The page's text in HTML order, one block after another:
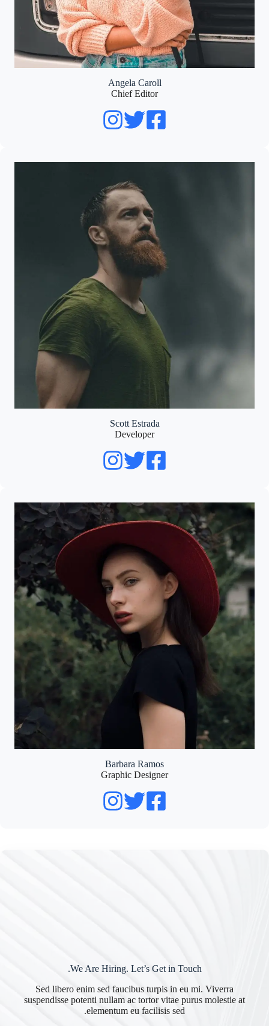
Angela Caroll
Chief Editor
Scott Estrada
Developer
Barbara Ramos
Graphic Designer
We Are Hiring. Let’s Get in Touch.
Sed libero enim sed faucibus turpis in eu mi. Viverra
suspendisse potenti nullam ac tortor vitae purus molestie at
elementum eu facilisis sed.